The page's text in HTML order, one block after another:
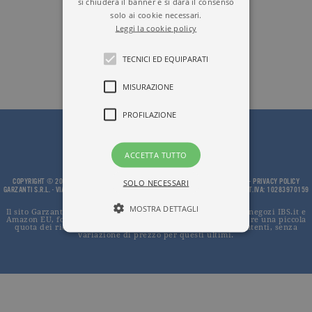
COPYRIGHT © 2002 - 2026, GARZANTI S.R.L. - PROPRIETÀ LETTERARIA RISERVATA - PRIVACY POLICY
GARZANTI S.R.L. - VIA GIUSEPPE PARINI, 14 - 20121 MILANO - TEL.0200623.201 - PART.IVA: 10283970159
Il sito Garzanti.it partecipa ai programmi di affiliazione dei negozi IBS.it e
Amazon EU, forme di accordo che consentono ai siti di recepire una piccola
quota dei ricavi sui prodotti linkati e poi acquistati dagli utenti, senza
variazione di prezzo per questi ultimi.
solo ai cookie necessari.
Leggi la cookie policy
TECNICI ED EQUIPARATI
MISURAZIONE
PROFILAZIONE
ACCETTA TUTTO
SOLO NECESSARI
MOSTRA DETTAGLI